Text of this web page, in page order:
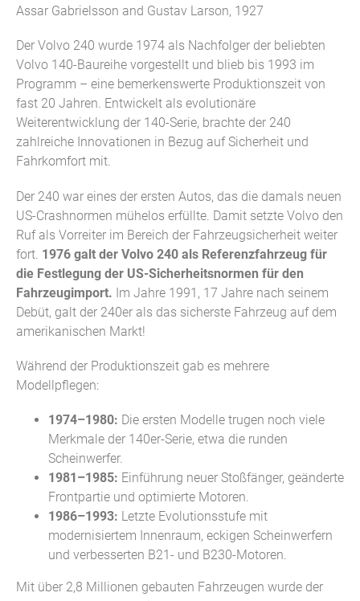
Assar Gabrielsson and Gustav Larson, 1927
Der Volvo 240 wurde 1974 als Nachfolger der beliebten
Volvo 140-Baureihe vorgestellt und blieb bis 1993 im
Programm – eine bemerkenswerte Produktionszeit von
fast 20 Jahren. Entwickelt als evolutionäre
Weiterentwicklung der 140-Serie, brachte der 240
zahlreiche Innovationen in Bezug auf Sicherheit und
Fahrkomfort mit.
Der 240 war eines der ersten Autos, das die damals neuen
US-Crashnormen mühelos erfüllte. Damit setzte Volvo den
Ruf als Vorreiter im Bereich der Fahrzeugsicherheit weiter
fort. 1976 galt der Volvo 240 als Referenzfahrzeug für
die Festlegung der US-Sicherheitsnormen für den
Fahrzeugimport. Im Jahre 1991, 17 Jahre nach seinem
Debüt, galt der 240er als das sicherste Fahrzeug auf dem
amerikanischen Markt!
Während der Produktionszeit gab es mehrere
Modellpflegen:
1974–1980: Die ersten Modelle trugen noch viele
Merkmale der 140er-Serie, etwa die runden
Scheinwerfer.
1981–1985: Einführung neuer Stoßfänger, geänderte
Frontpartie und optimierte Motoren.
1986–1993: Letzte Evolutionsstufe mit
modernisiertem Innenraum, eckigen Scheinwerfern
und verbesserten B21- und B230-Motoren.
Mit über 2,8 Millionen gebauten Fahrzeugen wurde der